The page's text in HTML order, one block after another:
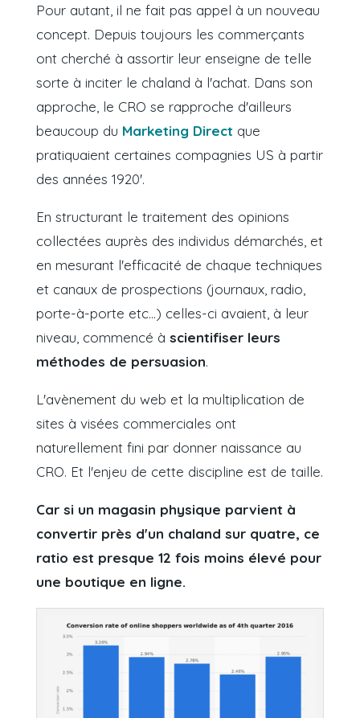
Pour autant, il ne fait pas appel à un nouveau
concept. Depuis toujours les commerçants
ont cherché à assortir leur enseigne de telle
sorte à inciter le chaland à l'achat. Dans son
approche, le CRO se rapproche d'ailleurs
beaucoup du Marketing Direct que
pratiquaient certaines compagnies US à partir
des années 1920'.
En structurant le traitement des opinions
collectées auprès des individus démarchés, et
en mesurant l'efficacité de chaque techniques
et canaux de prospections (journaux, radio,
porte-à-porte etc...) celles-ci avaient, à leur
niveau, commencé à scientifiser leurs
méthodes de persuasion.
L'avènement du web et la multiplication de
sites à visées commerciales ont
naturellement fini par donner naissance au
CRO. Et l'enjeu de cette discipline est de taille.
Car si un magasin physique parvient à
convertir près d'un chaland sur quatre, ce
ratio est presque 12 fois moins élevé pour
une boutique en ligne.